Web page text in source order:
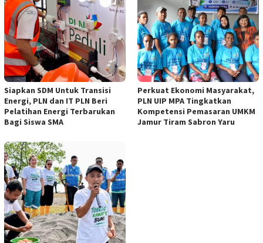
Siapkan SDM Untuk Transisi
Energi, PLN dan IT PLN Beri
Pelatihan Energi Terbarukan
Bagi Siswa SMA
Perkuat Ekonomi Masyarakat,
PLN UIP MPA Tingkatkan
Kompetensi Pemasaran UMKM
Jamur Tiram Sabron Yaru